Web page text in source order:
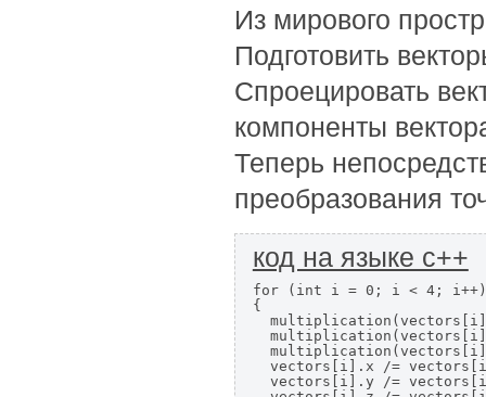
Из мирового
Подготовить
Спроецировать
компоненты
Теперь
преобразования
код на языке c++
for (int i = 0; i < 4; i++)
{
vectors[i].x /=
vectors[i].y /=